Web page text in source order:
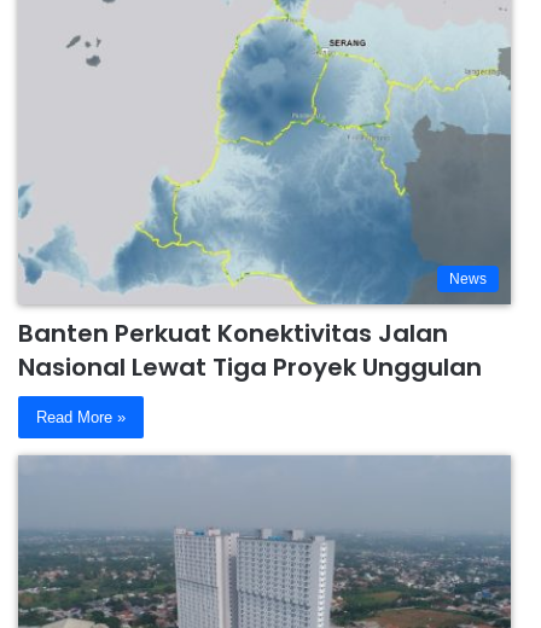
News
Banten Perkuat Konektivitas Jalan
Nasional Lewat Tiga Proyek Unggulan
Read More »